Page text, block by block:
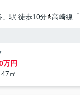
」駅 徒歩10分 高崎線 「
万円
㎡